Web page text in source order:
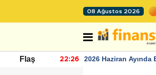
08 Ağustos 2026
Flaş 22:26
2026 Haziran Ayında